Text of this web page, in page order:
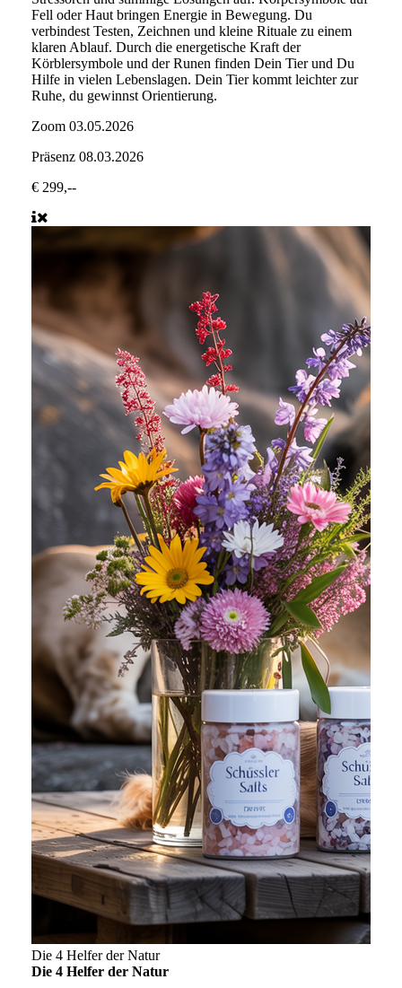
Fell oder Haut bringen Energie in Bewegung. Du
verbindest Testen, Zeichnen und kleine Rituale zu einem
klaren Ablauf. Durch die energetische Kraft der
Körblersymbole und der Runen finden Dein Tier und Du
Hilfe in vielen Lebenslagen. Dein Tier kommt leichter zur
Ruhe, du gewinnst Orientierung.
Zoom 03.05.2026
Präsenz 08.03.2026
€ 299,--
Die 4 Helfer der Natur
Die 4 Helfer der Natur